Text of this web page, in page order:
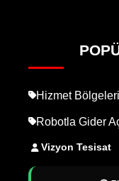
Hizmet
Robotla Gider
Vizyon Tesisat